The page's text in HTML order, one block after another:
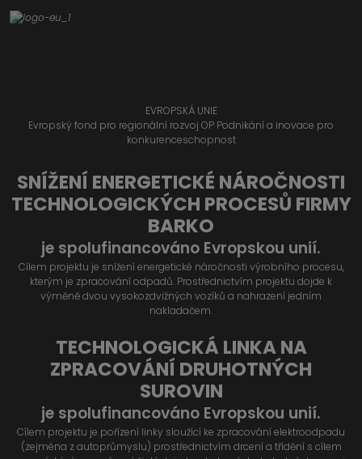
EVROPSKÁ UNIE
Evropský fond pro regionální rozvoj OP Podnikání a inovace pro
konkurenceschopnost
SNÍŽENÍ ENERGETICKÉ NÁROČNOSTI
TECHNOLOGICKÝCH PROCESŮ FIRMY
BARKO
je spolufinancováno Evropskou unií.
Cílem projektu je snížení energetické náročnosti výrobního procesu,
kterým je zpracování odpadů. Prostřednictvím projektu dojde k
výměně dvou vysokozdvižných vozíků a nahrazení jedním
nakladačem.
TECHNOLOGICKÁ LINKA NA
ZPRACOVÁNÍ DRUHOTNÝCH
SUROVIN
je spolufinancováno Evropskou unií.
Cílem projektu je pořízení linky sloužící ke zpracování elektroodpadu
(zejména z autoprůmyslu) prostřednictvím drcení a třídění s cílem